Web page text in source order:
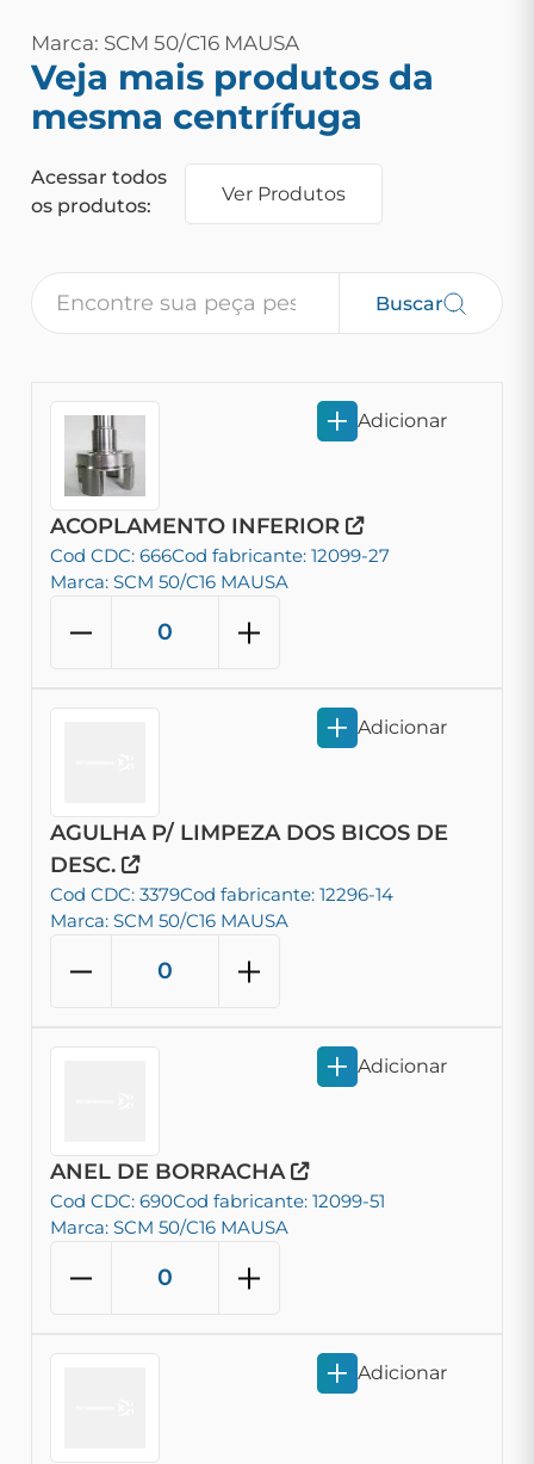
Marca: SCM 50/C16 MAUSA
Veja mais produtos da
mesma centrífuga
Acessar todos
os produtos:
Ver Produtos
Buscar
ACOPLAMENTO INFERIOR
Cod CDC: 666Cod fabricante: 12099-27
Marca: SCM 50/C16 MAUSA
Adicionar
AGULHA P/ LIMPEZA DOS BICOS DE
DESC.
Cod CDC: 3379Cod fabricante: 12296-14
Marca: SCM 50/C16 MAUSA
Adicionar
ANEL DE BORRACHA
Cod CDC: 690Cod fabricante: 12099-51
Marca: SCM 50/C16 MAUSA
Adicionar
Adicionar